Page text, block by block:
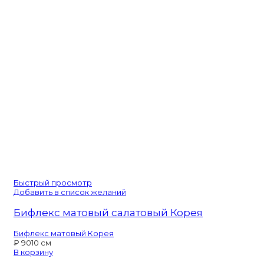
Быстрый просмотр
Добавить в список желаний
Бифлекс матовый салатовый Корея
Бифлекс матовый Корея
₽ 9010 см
В корзину